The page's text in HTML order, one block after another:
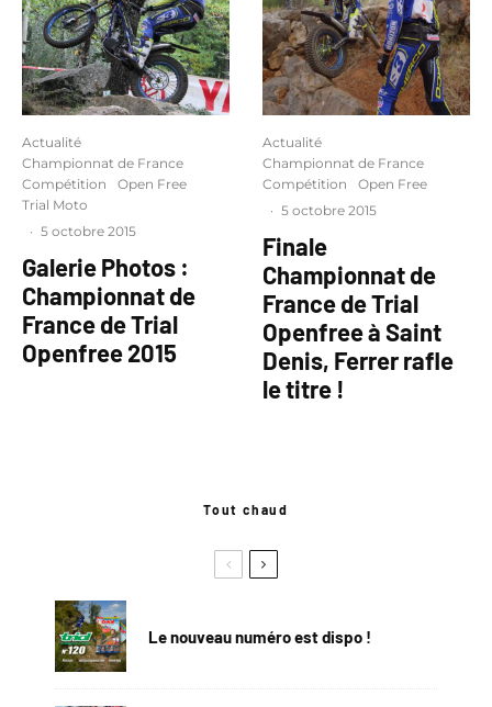
Actualité
Championnat de France
Compétition
Open Free
Trial Moto
· 5 octobre 2015
Galerie Photos :
Championnat de
France de Trial
Openfree 2015
Actualité
Championnat de France
Compétition
Open Free
· 5 octobre 2015
Finale
Championnat de
France de Trial
Openfree à Saint
Denis, Ferrer rafle
le titre !
Tout chaud
Le nouveau numéro est dispo !